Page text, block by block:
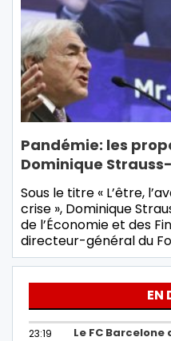
Pandémie: les
Dominique
Sous le titre « L’être,
crise », Dominique
de l’Économie et des
directeur-général du
EN
23:19
Le FC